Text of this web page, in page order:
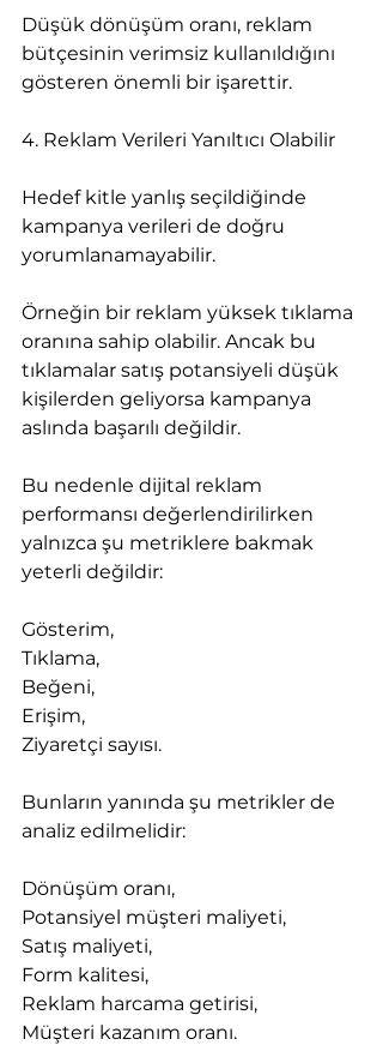
Düşük dönüşüm oranı, reklam
bütçesinin verimsiz kullanıldığını
gösteren önemli bir işarettir.
4. Reklam Verileri Yanıltıcı Olabilir
Hedef kitle yanlış seçildiğinde
kampanya verileri de doğru
yorumlanamayabilir.
Örneğin bir reklam yüksek tıklama
oranına sahip olabilir. Ancak bu
tıklamalar satış potansiyeli düşük
kişilerden geliyorsa kampanya
aslında başarılı değildir.
Bu nedenle dijital reklam
performansı değerlendirilirken
yalnızca şu metriklere bakmak
yeterli değildir:
Gösterim,
Tıklama,
Beğeni,
Erişim,
Ziyaretçi sayısı.
Bunların yanında şu metrikler de
analiz edilmelidir:
Dönüşüm oranı,
Potansiyel müşteri maliyeti,
Satış maliyeti,
Form kalitesi,
Reklam harcama getirisi,
Müşteri kazanım oranı.